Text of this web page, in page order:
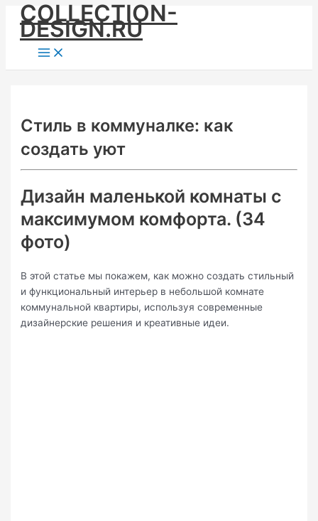
Skip
content
COLLECTION-
DESIGN.RU
Main
Menu
Стиль в коммуналке: как
создать уют
Дизайн маленькой комнаты с
максимумом комфорта. (34
фото)
В этой статье мы покажем, как можно создать стильный
и функциональный интерьер в небольшой комнате
коммунальной квартиры, используя современные
дизайнерские решения и креативные идеи.